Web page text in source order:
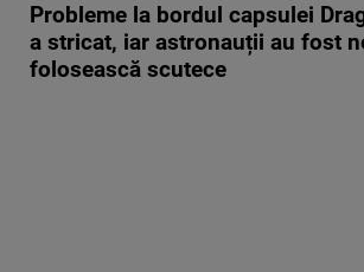
Probleme la bordul capsulei
a stricat, iar astronauții au fost
folosească scutece